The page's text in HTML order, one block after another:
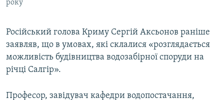
року
Російський голова Криму Сергій Аксьонов раніше
заявляв, що в умовах, які склалися «розглядається
можливість будівництва водозабірної споруди на
річці Салгір».
Професор, завідувач кафедри водопостачання,